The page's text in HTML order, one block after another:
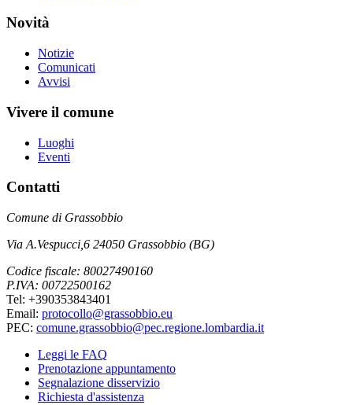
Novità
Notizie
Comunicati
Avvisi
Vivere il comune
Luoghi
Eventi
Contatti
Comune di Grassobbio
Via A.Vespucci,6 24050 Grassobbio (BG)
Codice fiscale: 80027490160
P.IVA: 00722500162
Tel: +390353843401
Email: protocollo@grassobbio.eu
PEC: comune.grassobbio@pec.regione.lombardia.it
Leggi le FAQ
Prenotazione appuntamento
Segnalazione disservizio
Richiesta d'assistenza